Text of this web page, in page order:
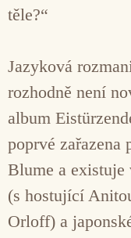
těle?“
Jazyková
rozhodně není
album
poprvé zařazena
Blume a existuje
(s hostující
Orloff) a